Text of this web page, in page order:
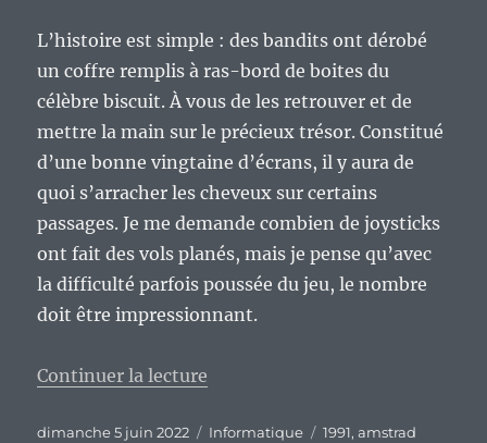
L’histoire est simple : des bandits ont dérobé
un coffre remplis à ras-bord de boites du
célèbre biscuit. À vous de les retrouver et de
mettre la main sur le précieux trésor. Constitué
d’une bonne vingtaine d’écrans, il y aura de
quoi s’arracher les cheveux sur certains
passages. Je me demande combien de joysticks
ont fait des vols planés, mais je pense qu’avec
la difficulté parfois poussée du jeu, le nombre
doit être impressionnant.
Continuer la lecture
Publié
dimanche 5 juin 2022 Catégories
Informatique Étiquettes
1991,amstrad